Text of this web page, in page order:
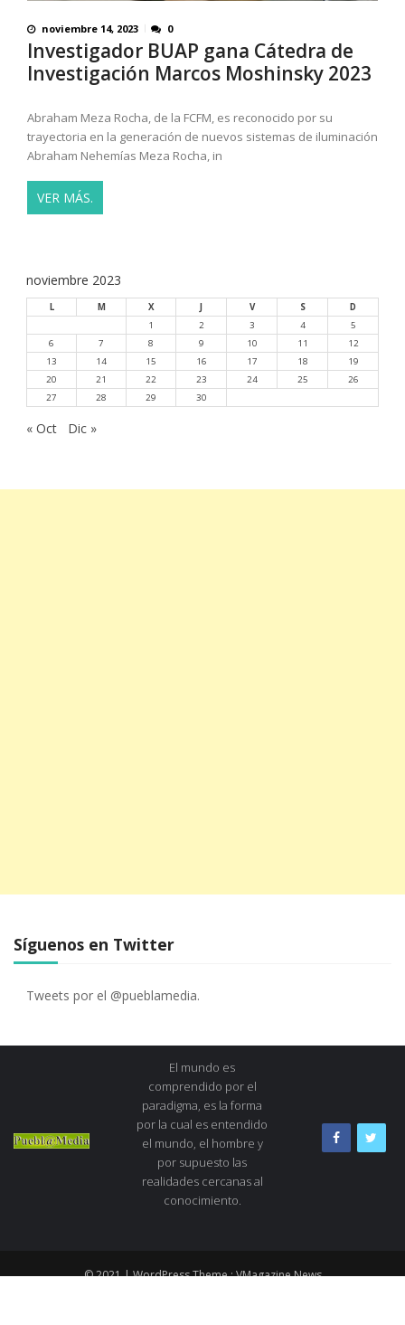
noviembre 14, 2023 0
Investigador BUAP gana Cátedra de
Investigación Marcos Moshinsky 2023
Abraham Meza Rocha, de la FCFM, es reconocido por su
trayectoria en la generación de nuevos sistemas de iluminación
Abraham Nehemías Meza Rocha, in
VER MÁS.
noviembre 2023
L M X J V S
D
1
2 3 4
5
6
7 8 9 10 11
12
13
14 15 16 17 18
19
20
21 22 23 24 25
26
27
28 29 30
« Oct Dic »
Síguenos en Twitter
Tweets por el @pueblamedia.
El mundo es
comprendido por el
paradigma, es la forma
por la cual es entendido
el mundo, el hombre y
por supuesto las
realidades cercanas al
conocimiento.
© 2021 | WordPress Theme :VMagazine News